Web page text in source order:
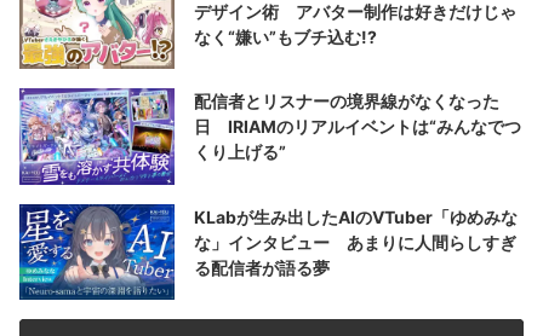
デザイン術 アバター制作は好きだけじゃ
なく“嫌い”もブチ込む!?
配信者とリスナーの境界線がなくなった
日 IRIAMのリアルイベントは“みんなでつ
くり上げる”
KLabが生み出したAIのVTuber「ゆめみな
な」インタビュー あまりに人間らしすぎ
る配信者が語る夢